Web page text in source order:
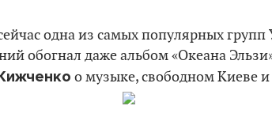
одна из самых популярных
обогнал даже альбом «Океана
о музыке, свободном Киеве